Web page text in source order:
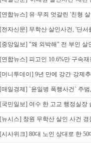
[연합뉴스] 유·무죄 엇갈린 '친형
[전자신문] 무학산 살인사건, '단
[중앙일보] "왜 외박해" 전 부인 살
[연합뉴스] 피고인 10.6%만 구속
[머니투데이] 9년 만에 강간·강제
[매일경제] `윤일병 폭행사건` 주
[국민일보] 여수 한 고교 행정실
[뉴시스] 창원 무학산 살인 사건 경
[시사위크] 80대 노인 상대로 한